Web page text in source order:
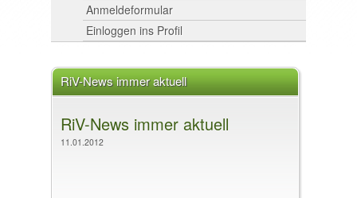
Anmeldeformular
Einloggen ins Profil
RiV-News immer aktuell
RiV-News immer aktuell
11.01.2012